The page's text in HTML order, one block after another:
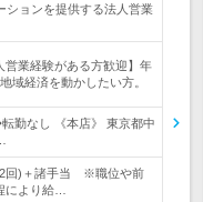
ションを提供する法人営業
営業経験がある方歓迎】年
域経済を動かしたい方。
勤なし 《本店》 東京都中
2回)＋諸手当 ※職位や前
により給…